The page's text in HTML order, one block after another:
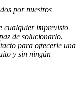
por nuestros
cualquier imprevisto
de solucionarlo.
para ofrecerle una
y sin ningún